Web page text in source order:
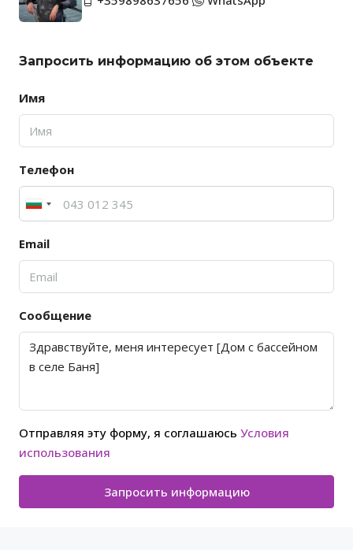
Запросить информацию об этом объекте
Имя
Телефон
Email
Сообщение
Отправляя эту форму, я соглашаюсь Условия
использования
Запросить информацию